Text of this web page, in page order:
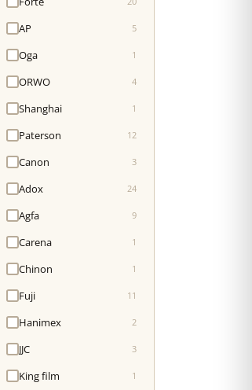
AP 5
Oga 1
ORWO 4
Shanghai 1
Paterson 12
Canon 3
Adox 24
Agfa 9
Carena 1
Chinon 1
Fuji 11
Hanimex 2
JJC 3
King film 1